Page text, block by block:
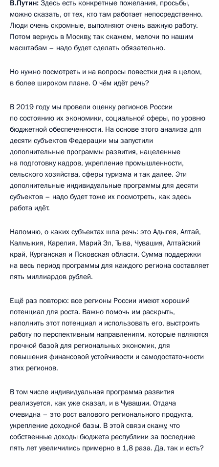
В.Путин: Здесь есть конкретные пожелания, просьбы,
можно сказать, от тех, кто там работает непосредственно.
Люди очень скромные, выполняют очень важную работу.
Потом вернусь в Москву, так скажем, мелочи по нашим
масштабам – надо будет сделать обязательно.
Но нужно посмотреть и на вопросы повестки дня в целом,
в более широком плане. О чём идёт речь?
В 2019 году мы провели оценку регионов России
по состоянию их экономики, социальной сферы, по уровню
бюджетной обеспеченности. На основе этого анализа для
десяти субъектов Федерации мы запустили
дополнительные программы развития, нацеленные
на подготовку кадров, укрепление промышленности,
сельского хозяйства, сферы туризма и так далее. Эти
дополнительные индивидуальные программы для десяти
субъектов – надо будет тоже их посмотреть, как здесь
работа идёт.
Напомню, о каких субъектах шла речь: это Адыгея, Алтай,
Калмыкия, Карелия, Марий Эл, Тыва, Чувашия, Алтайский
край, Курганская и Псковская области. Сумма поддержки
на весь период программы для каждого региона составляет
пять миллиардов рублей.
Ещё раз повторю: все регионы России имеют хороший
потенциал для роста. Важно помочь им раскрыть,
наполнить этот потенциал и использовать его, выстроить
работу по перспективным направлениям, которые являются
прочной базой для региональных экономик, для
повышения финансовой устойчивости и самодостаточности
этих регионов.
В том числе индивидуальная программа развития
реализуется, как уже сказал, и в Чувашии. Отдача
очевидна – это рост валового регионального продукта,
укрепление доходной базы. В этой связи скажу, что
собственные доходы бюджета республики за последние
пять лет увеличились примерно в 1,8 раза. Да, так и есть?